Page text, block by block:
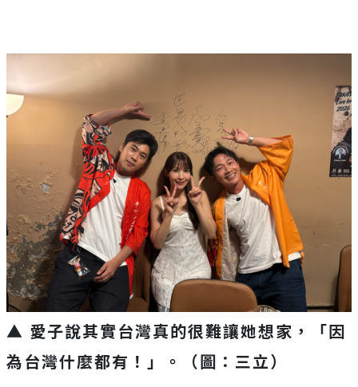
▲ 愛子說其實台灣真的很難讓她想家，「因
為台灣什麼都有！」。（圖：三立）